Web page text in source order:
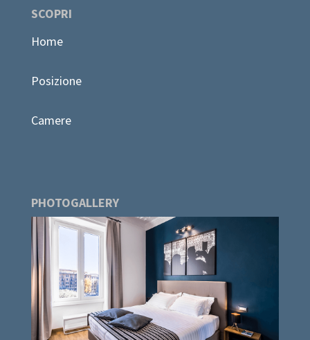
SCOPRI
Home
Posizione
Camere
PHOTOGALLERY